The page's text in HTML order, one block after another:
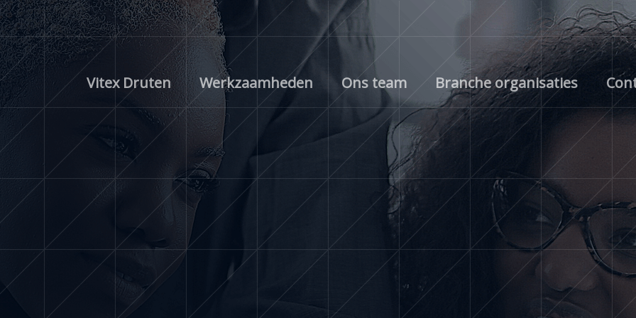
Ga
naar
de
inhoud
Vitex Druten Werkzaamheden Ons team Branche organisaties